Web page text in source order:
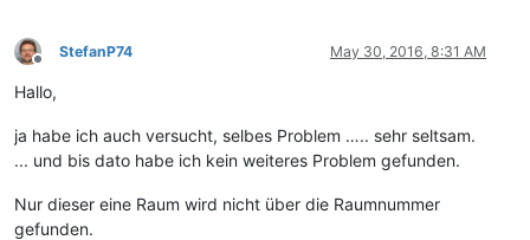
Offline
StefanP74 May 30, 2016, 8:31 AM
Hallo,
ja habe ich auch versucht, selbes Problem ….. sehr seltsam.
... und bis dato habe ich kein weiteres Problem gefunden.
Nur dieser eine Raum wird nicht über die Raumnummer
gefunden.